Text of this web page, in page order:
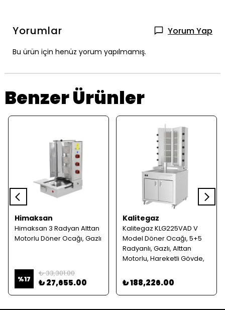
Yorumlar Yorum Yap
Bu ürün için henüz yorum yapılmamış.
Benzer Ürünler
Himaksan
Himaksan 3 Radyan Alttan
Motorlu Döner Ocağı, Gazlı
%17
₺ 33,301.00
₺ 27,655.00
Kalitegaz
Kalitegaz KLG225VAD V
Model Döner Ocağı, 5+5
Radyanlı, Gazlı, Alttan
Motorlu, Hareketli Gövde,
₺ 188,226.00